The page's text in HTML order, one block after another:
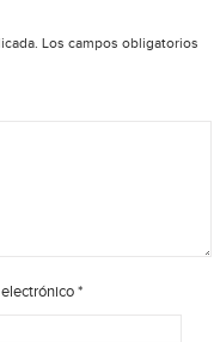
Los campos obligatorios
*